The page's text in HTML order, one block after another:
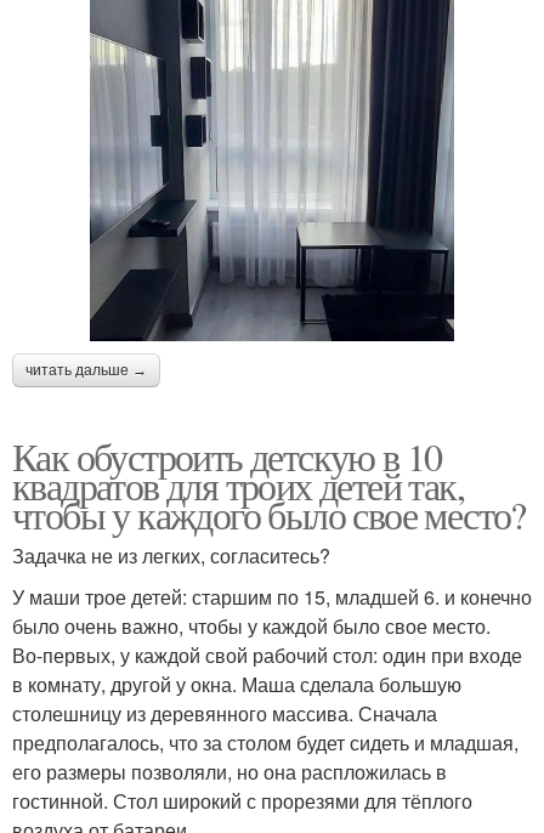
читать дальше →
Как обустроить детскую в 10
квадратов для троих детей так,
чтобы у каждого было свое место?
Задачка не из легких, согласитесь?
У маши трое детей: старшим по 15, младшей 6. и конечно
было очень важно, чтобы у каждой было свое место.
Во-первых, у каждой свой рабочий стол: один при входе
в комнату, другой у окна. Маша сделала большую
столешницу из деревянного массива. Сначала
предполагалось, что за столом будет сидеть и младшая,
его размеры позволяли, но она распложилась в
гостинной. Стол широкий с прорезями для тёплого